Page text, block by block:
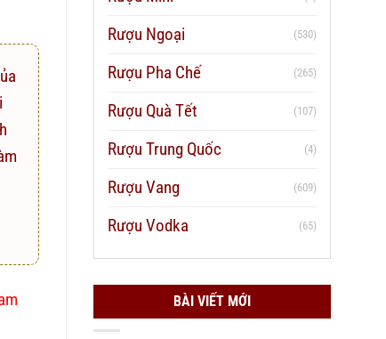
Rượu Ngoại (530)
Rượu Pha Chế (265)
Rượu Quà Tết (107)
Rượu Trung Quốc (4)
Rượu Vang (609)
Rượu Vodka (65)
BÀI VIẾT MỚI